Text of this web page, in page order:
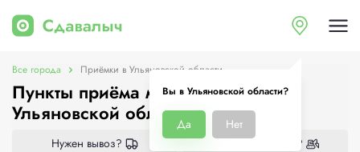
Вы в Ульяновской области?
Да Нет
Все города Приёмки в Ульяновской области
Пункты приёма металлолома в
Ульяновской области
Нужен вывоз? Нужен демонтаж?